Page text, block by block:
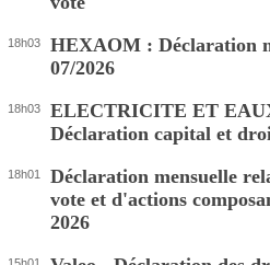
18h03
HEXAOM : Déclaration
07/2026
18h03
ELECTRICITE ET
Déclaration capital et
18h01
Déclaration mensuelle
vote et d'actions
2026